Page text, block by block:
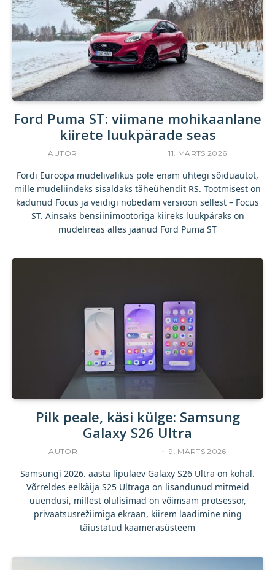
Ford Puma ST: viimane mohikaanlane
kiirete luukpärade seas
AUTOR 11. MÄRTS 2026
Fordi Euroopa mudelivalikus pole enam ühtegi sõiduautot,
mille mudeliindeks sisaldaks täheühendit RS. Tootmisest on
kadunud Focus ja veidigi nobedam versioon sellest – Focus
ST. Ainsaks bensiinimootoriga kiireks luukpäraks on
mudelireas alles jäänud Ford Puma ST
Pilk peale, käsi külge: Samsung
Galaxy S26 Ultra
AUTOR 9. MÄRTS 2026
Samsungi 2026. aasta lipulaev Galaxy S26 Ultra on kohal.
Võrreldes eelkäija S25 Ultraga on lisandunud mitmeid
uuendusi, millest olulisimad on võimsam protsessor,
privaatsusrežiimiga ekraan, kiirem laadimine ning
täiustatud kaamerasüsteem